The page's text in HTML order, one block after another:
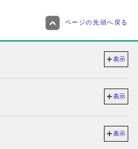
ページの先頭へ戻る
表示
表示
表示